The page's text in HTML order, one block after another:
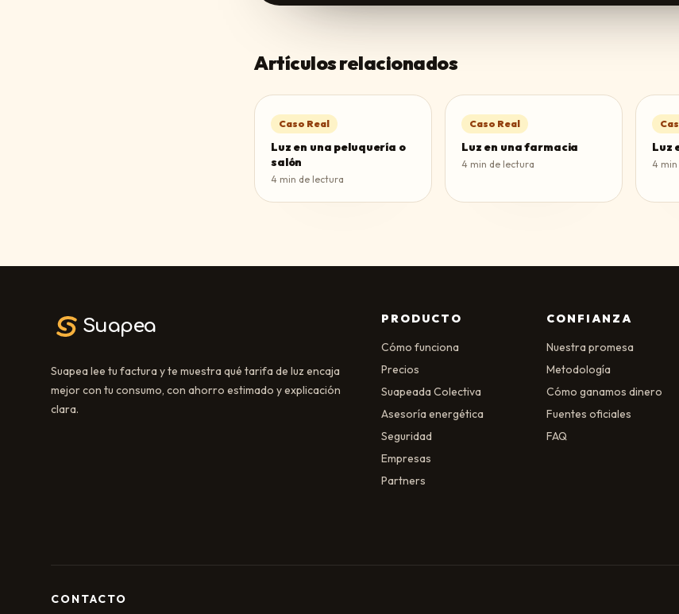
Artículos relacionados
Caso Real
Luz en una peluquería o
salón
4 min de lectura
Caso Real
Luz en una farmacia
4 min de lectura
Luz
4
Suapea
Suapea lee tu factura y te muestra qué tarifa de luz encaja
mejor con tu consumo, con ahorro estimado y explicación
clara.
PRODUCTO
Cómo funciona
Precios
Suapeada Colectiva
Asesoría energética
Seguridad
Empresas
Partners
CONFIANZA
Nuestra promesa
Metodología
Cómo ganamos dinero
Fuentes oficiales
FAQ
CONTACTO